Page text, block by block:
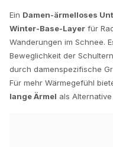
Ein Damen-ärmelloses
Winter-Base-Layer für
Wanderungen im Schnee.
Beweglichkeit der
durch damenspezifische
Für mehr Wärmegefühl
lange Ärmel als Alternative